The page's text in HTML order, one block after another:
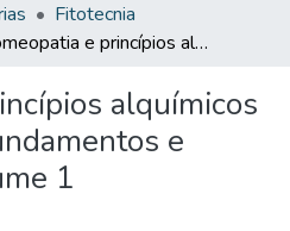
Fitotecnia
Homeopatia e princípios alquímicos na agricultura: fundamentos e aplicações - volume 1
alquímicos
e
1